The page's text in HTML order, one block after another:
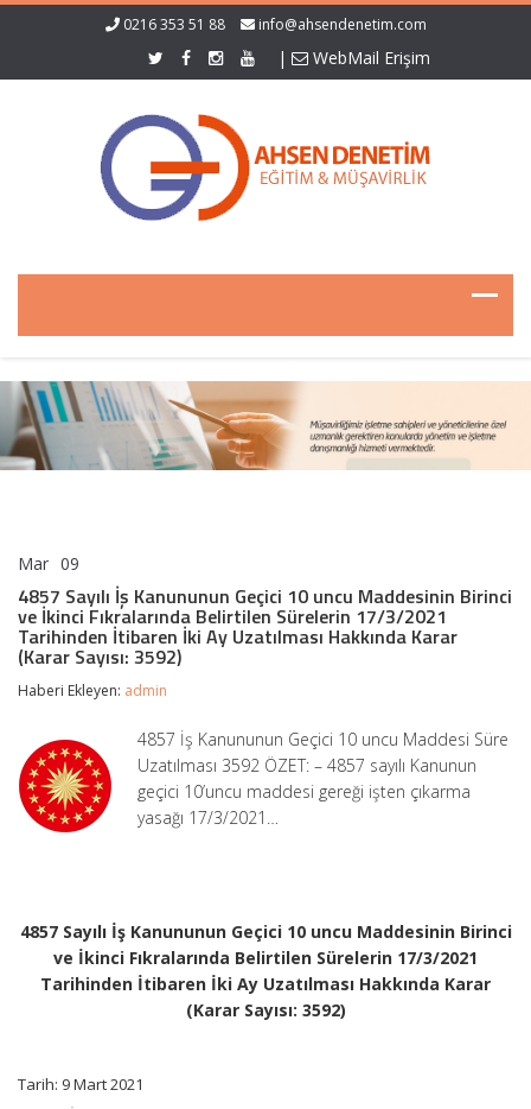
0216 353 51 88 info@ahsendenetim.com
| WebMail Erişim
Mar 09
Sayılı
İş
Kanununun
Geçici
10
uncu
İkinci
Fıkralarında
Belirtilen
Sürelerin
Ay
Uzatılması
Hakkında
Karar
4857 Sayılı İş Kanununun Geçici 10 uncu Maddesinin Birinci
ve İkinci Fıkralarında Belirtilen Sürelerin 17/3/2021
Tarihinden İtibaren İki Ay Uzatılması Hakkında Karar
(Karar Sayısı: 3592)
Haberi Ekleyen: admin
4857 İş Kanununun Geçici 10 uncu Maddesi Süre
Uzatılması 3592 ÖZET: – 4857 sayılı Kanunun
geçici 10’uncu maddesi gereği işten çıkarma
yasağı 17/3/2021…
4857 Sayılı İş Kanununun Geçici 10 uncu Maddesinin Birinci
ve İkinci Fıkralarında Belirtilen Sürelerin 17/3/2021
Tarihinden İtibaren İki Ay Uzatılması Hakkında Karar
(Karar Sayısı: 3592)
Tarih: 9 Mart 2021